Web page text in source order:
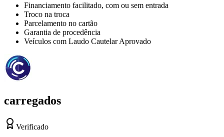
Financiamento facilitado, com ou sem entrada
Troco na troca
Parcelamento no cartão
Garantia de procedência
Veículos com Laudo Cautelar Aprovado
carregados
Verificado